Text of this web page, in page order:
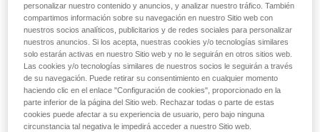
personalizar nuestro contenido y anuncios, y analizar nuestro tráfico. También
compartimos información sobre su navegación en nuestro Sitio web con
nuestros socios analíticos, publicitarios y de redes sociales para personalizar
nuestros anuncios. Si los acepta, nuestras cookies y/o tecnologías similares
solo estarán activas en nuestro Sitio web y no le seguirán en otros sitios web.
Las cookies y/o tecnologías similares de nuestros socios le seguirán a través
de su navegación. Puede retirar su consentimiento en cualquier momento
haciendo clic en el enlace "Configuración de cookies", proporcionado en la
parte inferior de la página del Sitio web. Rechazar todas o parte de estas
cookies puede afectar a su experiencia de usuario, pero bajo ninguna
circunstancia tal negativa le impedirá acceder a nuestro Sitio web.